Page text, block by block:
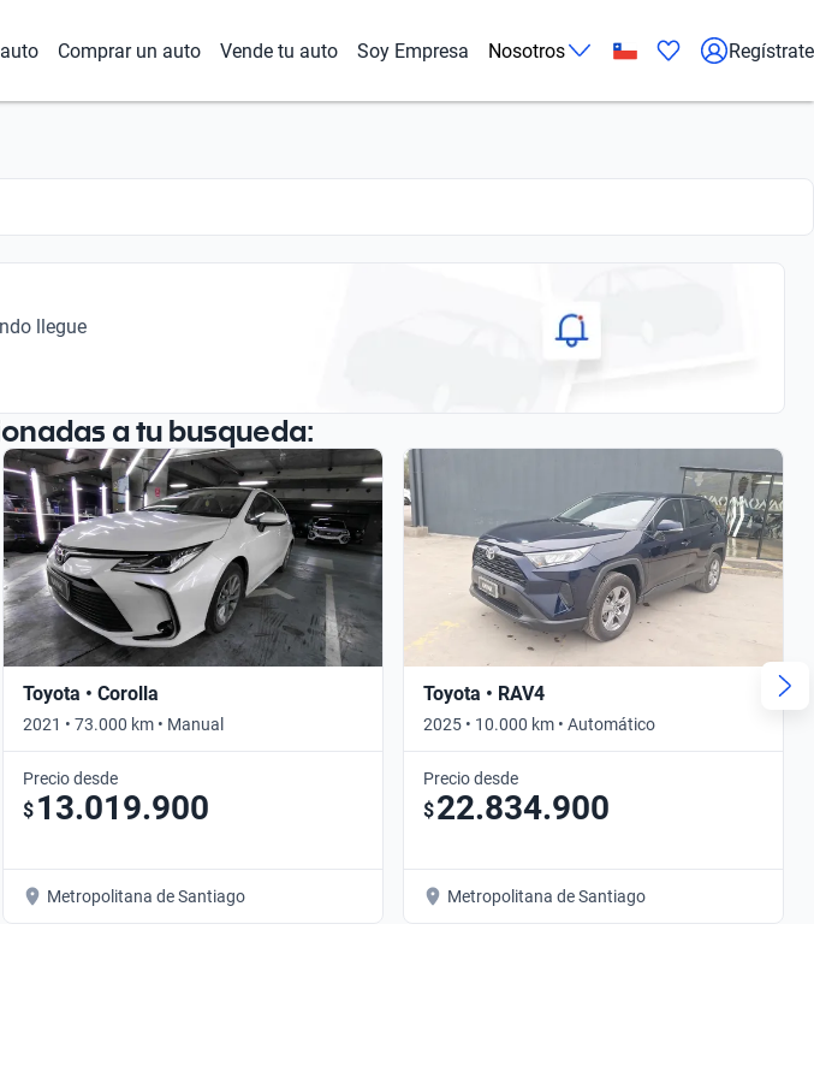
Comprar un auto Vende tu auto Soy Empresa Nosotros Regístrate
llegue
a tu busqueda:
Toyota • Corolla
2021 • 73.000 km • Manual
Precio desde
$ 13.019.900
Metropolitana de Santiago
Toyota • RAV4
2025 • 10.000 km • Automático
Precio desde
$22.834.900
Metropolitana de Santiago